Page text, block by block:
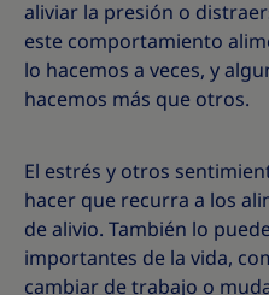
aliviar la presión o
este comportamiento
lo hacemos a veces, y
hacemos más que otros.
El estrés y otros
hacer que recurra a los
de alivio. También lo
importantes de la vida,
cambiar de trabajo o